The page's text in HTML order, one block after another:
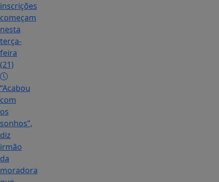
inscrições
começam
nesta
terça-
feira
(21)
“Acabou
com
os
sonhos”,
diz
irmão
da
moradora